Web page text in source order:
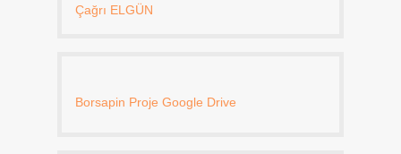
Çağrı ELGÜN
Borsapin Proje Google Drive